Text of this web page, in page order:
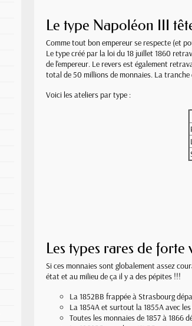
Le type Napoléon III
Comme tout bon empereur se respecte (et
Le type créé par la loi du 18 juillet 1860
de l'empereur. Le revers est également
total de 50 millions de monnaies. La
Voici les ateliers par type :
Les types rares de forte
Si ces monnaies sont globalement assez
état et au milieu de ça il y a des pépites !!!
La 1852BB frappée à Strasbourg
La 1854A et surtout la 1855A avec
Toutes les monnaies de 1857 à 1866